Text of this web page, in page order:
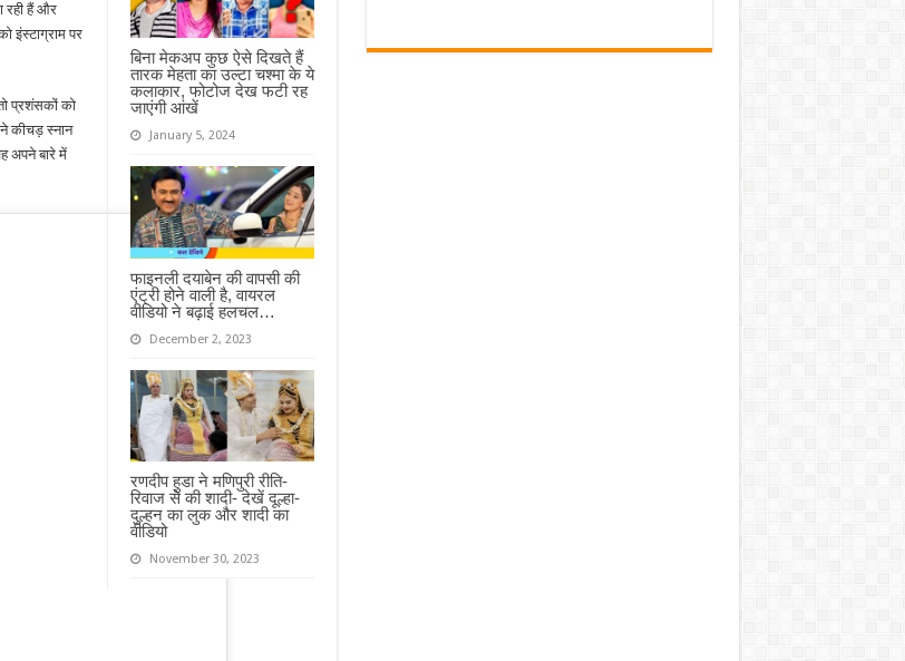
बिना मेकअप कुछ ऐसे दिखते हैं
तारक मेहता का उल्टा चश्मा के ये
कलाकार, फोटोज देख फटी रह
जाएंगी आंखें
January 5, 2024
फाइनली दयाबेन की वापसी की
एंट्री होने वाली है, वायरल
वीडियो ने बढ़ाई हलचल…
December 2, 2023
रणदीप हुडा ने मणिपुरी रीति-
रिवाज से की शादी- देखें दूल्हा-
दुल्हन का लुक और शादी का
वीडियो
November 30, 2023
रही हैं और
इंस्टाग्राम पर
प्रशंसकों को
कीचड़ स्नान
अपने बारे में